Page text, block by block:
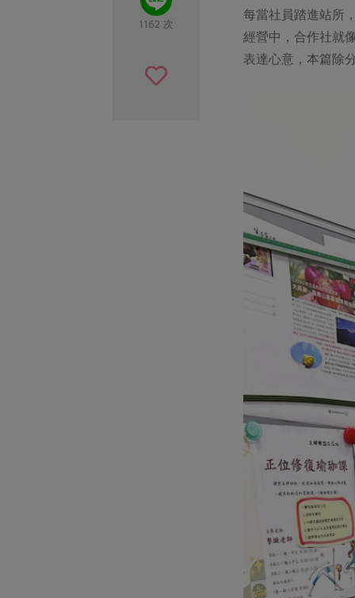
1162 次
每當社員踏進站所
經營中，合作社就
表達心意，本篇除